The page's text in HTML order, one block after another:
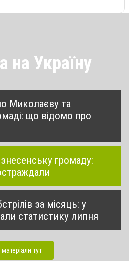
на Україну
Миколаєву та
що відомо про
громаду:
за місяць: у
статистику липня
матеріали тут